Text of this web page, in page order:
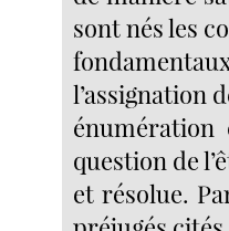
sont nés les
l’assignation
question de
et résolue.